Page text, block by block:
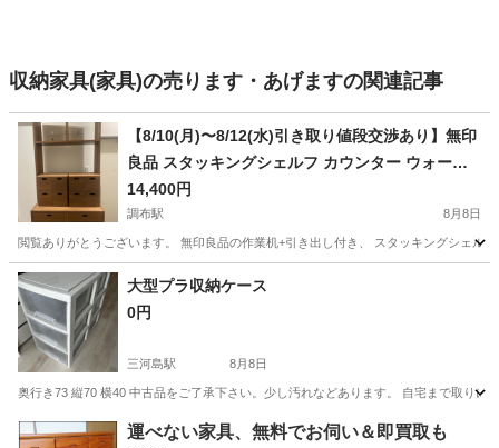
収納家具(家具)の売ります・あげますの関連記事
【8/10(月)〜8/12(水)引き取り値段交渉あり】無印
良品 スタッキングシェルフ カウンター ウォール
ナット 引き出し付 18,000円
14,400円
調布駅 8月8日
閲覧ありがとうございます。 無印良品の作業机+引き出し付き、 スタッキング
東京 調布市 調布駅 テーブル
大型プラ収納ケース
0円
三河島駅 8月8日
奥行き73 縦70 横40 中古品をご了承下さい。少し汚れなどあります。 自宅まで取りに
東京 荒川区 三河島駅 収納家具
運べない家具、無料でお伺い＆即買取も